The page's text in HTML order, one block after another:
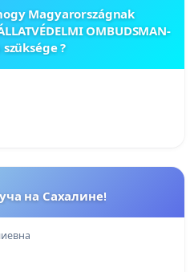
Magyarországnak
OMBUDSMAN-
?
на Сахалине!